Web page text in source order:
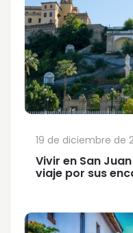
Vivir en San
viaje por sus
19 de diciembre de